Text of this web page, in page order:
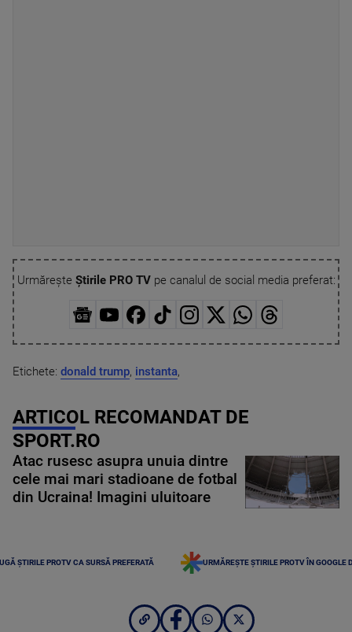
Urmărește Știrile PRO TVpe canalul de social media preferat:
Etichete: donald trump, instanta,
ARTICOL RECOMANDAT DE
SPORT.RO
Atac rusesc asupra unuia dintre
cele mai mari stadioane de fotbal
din Ucraina! Imagini uluitoare
ȘTIRILE PROTV CA SURSĂ PREFERATĂ URMĂREȘTE ȘTIRILE PROTV ÎN GOOGLE